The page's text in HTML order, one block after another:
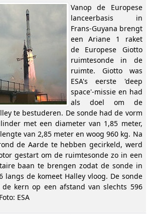
Vanop de Europese
lanceerbasis in
Frans-Guyana brengt
een Ariane 1 raket
de Europese Giotto
ruimtesonde in de
ruimte. Giotto was
ESA's eerste 'deep
space'-missie en had
als doel om de
te bestuderen. De sonde had de vorm
met een diameter van 1,85 meter,
van 2,85 meter en woog 960 kg. Na
de Aarde te hebben gecirkeld, werd
gestart om de ruimtesonde zo in een
baan te brengen zodat de sonde in
langs de komeet Halley vloog. De sonde
de kern op een afstand van slechts 596
ESA